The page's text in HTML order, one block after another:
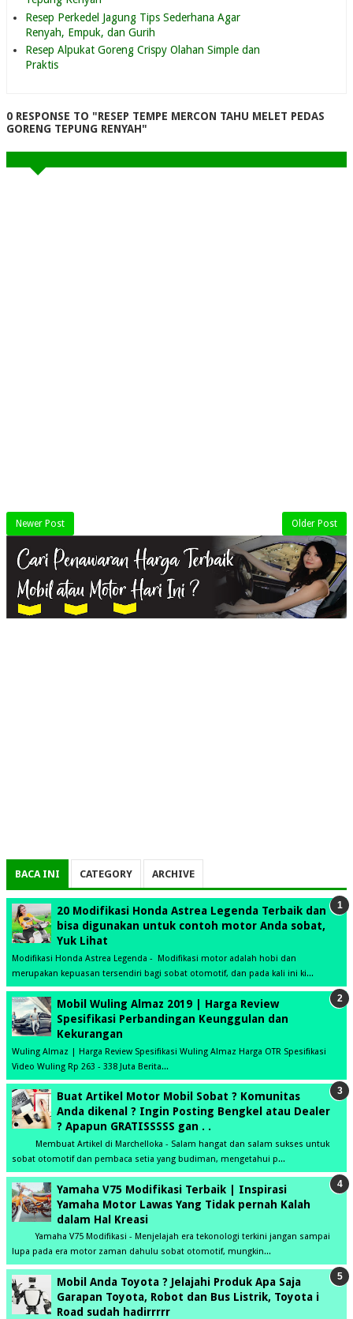
Resep Perkedel Jagung Tips Sederhana Agar
Renyah, Empuk, dan Gurih
Resep Alpukat Goreng Crispy Olahan Simple dan
Praktis
0 RESPONSE TO "RESEP TEMPE MERCON TAHU MELET PEDAS
GORENG TEPUNG RENYAH"
Newer Post Older Post
BACA INI CATEGORY ARCHIVE
20 Modifikasi Honda Astrea Legenda Terbaik dan
bisa digunakan untuk contoh motor Anda sobat,
Yuk Lihat
Modifikasi Honda Astrea Legenda - Modifikasi motor adalah hobi dan
merupakan kepuasan tersendiri bagi sobat otomotif, dan pada kali ini ki...
Mobil Wuling Almaz 2019 | Harga Review
Spesifikasi Perbandingan Keunggulan dan
Kekurangan
Wuling Almaz | Harga Review Spesifikasi Wuling Almaz Harga OTR Spesifikasi
Video Wuling Rp 263 - 338 Juta Berita...
Buat Artikel Motor Mobil Sobat ? Komunitas
Anda dikenal ? Ingin Posting Bengkel atau Dealer
? Apapun GRATISSSSS gan . .
Membuat Artikel di Marchelloka - Salam hangat dan salam sukses untuk
sobat otomotif dan pembaca setia yang budiman, mengetahui p...
Yamaha V75 Modifikasi Terbaik | Inspirasi
Yamaha Motor Lawas Yang Tidak pernah Kalah
dalam Hal Kreasi
Yamaha V75 Modifikasi - Menjelajah era tekonologi terkini jangan sampai
lupa pada era motor zaman dahulu sobat otomotif, mungkin...
Mobil Anda Toyota ? Jelajahi Produk Apa Saja
Garapan Toyota, Robot dan Bus Listrik, Toyota i
Road sudah hadirrrrr